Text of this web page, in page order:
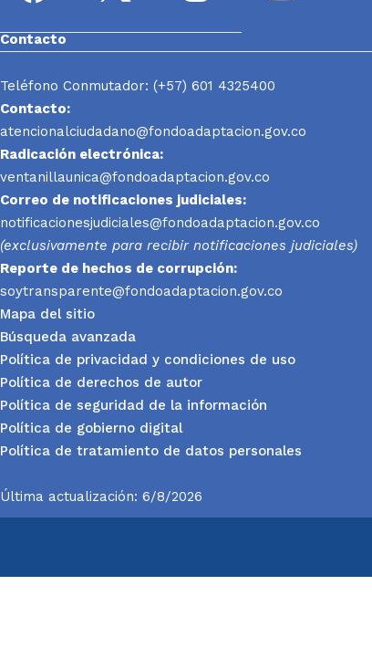
Contacto
Teléfono Conmutador: (+57) 601 4325400
Contacto:
atencionalciudadano@fondoadaptacion.gov.co
Radicación electrónica:
ventanillaunica@fondoadaptacion.gov.co
Correo de notificaciones judiciales:
notificacionesjudiciales@fondoadaptacion.gov.co
(exclusivamente para recibir notificaciones judiciales)
Reporte de hechos de corrupción:
soytransparente@fondoadaptacion.gov.co
Mapa del sitio
Búsqueda avanzada
Política de privacidad y condiciones de uso
Política de derechos de autor
Política de seguridad de la información
Política de gobierno digital
Política de tratamiento de datos personales
Última actualización: 6/8/2026